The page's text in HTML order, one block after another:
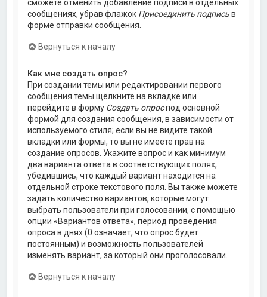
сможете отменить добавление подписи в отдельных
сообщениях, убрав флажок Присоединить подписьв
форме отправки сообщения.
Вернуться к началу
Как мне создать опрос?
При создании темы или редактировании первого
сообщения темы щёлкните на вкладке или
перейдите в форму Создать опроспод основной
формой для создания сообщения, в зависимости от
используемого стиля; если вы не видите такой
вкладки или формы, то вы не имеете прав на
создание опросов. Укажите вопрос и как минимум
два варианта ответа в соответствующих полях,
убедившись, что каждый вариант находится на
отдельной строке текстового поля. Вы также можете
задать количество вариантов, которые могут
выбрать пользователи при голосовании, с помощью
опции «Вариантов ответа», период проведения
опроса в днях (0 означает, что опрос будет
постоянным) и возможность пользователей
изменять вариант, за который они проголосовали.
Вернуться к началу